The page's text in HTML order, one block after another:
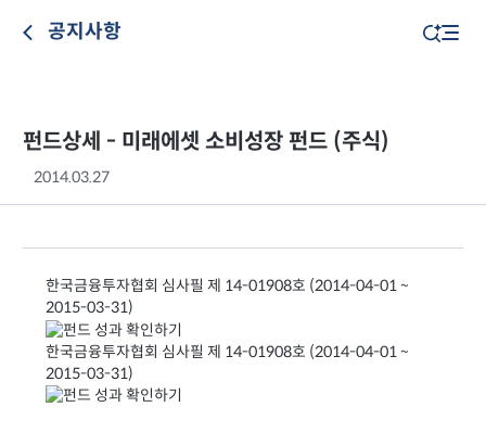
공지사항
펀드상세 - 미래에셋 소비성장 펀드 (주식)
2014.03.27
한국금융투자협회 심사필 제 14-01908호 (2014-04-01 ~
2015-03-31)
한국금융투자협회 심사필 제 14-01908호 (2014-04-01 ~
2015-03-31)